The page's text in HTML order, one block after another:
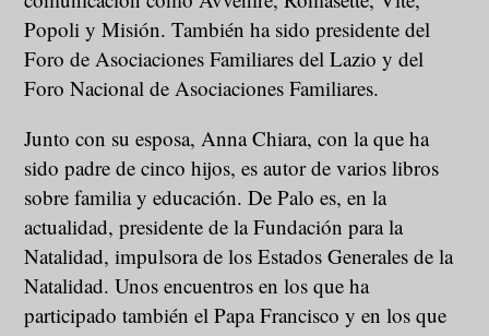
Popoli y Misión. También ha sido presidente del
Foro de Asociaciones Familiares del Lazio y del
Foro Nacional de Asociaciones Familiares.
Junto con su esposa, Anna Chiara, con la que ha
sido padre de cinco hijos, es autor de varios libros
sobre familia y educación. De Palo es, en la
actualidad, presidente de la Fundación para la
Natalidad, impulsora de los Estados Generales de la
Natalidad. Unos encuentros en los que ha
participado también el Papa Francisco y en los que